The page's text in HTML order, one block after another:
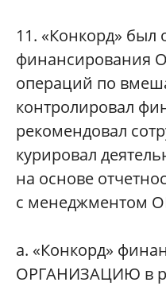
11. «Конкорд»
финансирования
операций по
контролировал
рекомендовал
курировал
на основе
с менеджментом
а. «Конкорд»
ОРГАНИЗАЦИЮ в